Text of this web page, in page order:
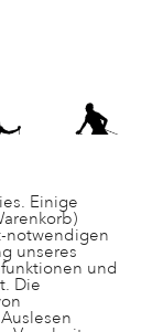
Einige
notwendigen
unseres
und
Die